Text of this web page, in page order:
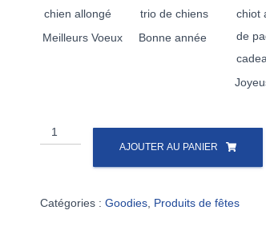
Meilleurs Voeux Bonne année
AJOUTER AU PANIER
Catégories : Goodies Produits de fêtes